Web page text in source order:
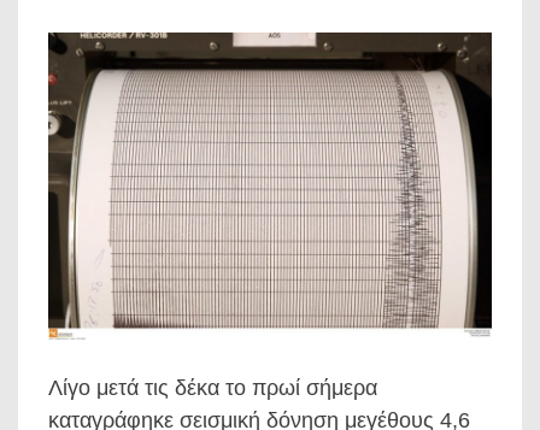
Λίγο μετά τις δέκα το πρωί σήμερα
καταγράφηκε σεισμική δόνηση μεγέθους 4,6